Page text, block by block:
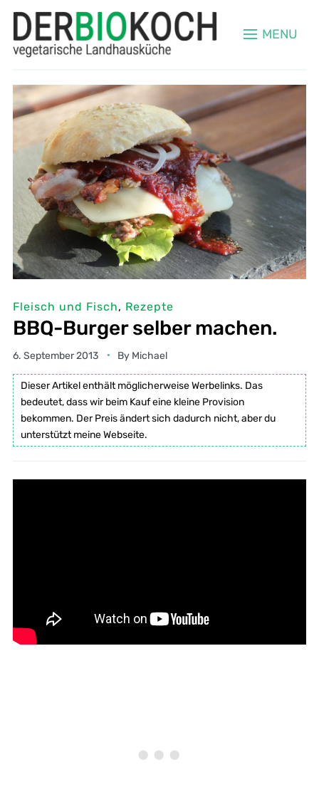
MENU
Fleisch und Fisch, Rezepte
BBQ-Burger selber machen.
6. September 2013 By Michael
Dieser Artikel enthält möglicherweise Werbelinks. Das
bedeutet, dass wir beim Kauf eine kleine Provision
bekommen. Der Preis ändert sich dadurch nicht, aber du
unterstützt meine Webseite.